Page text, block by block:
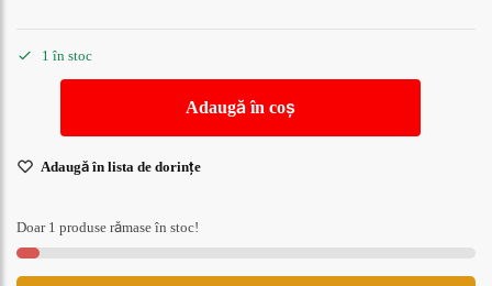
1 în stoc
Adaugă în coș
Adaugă în lista de dorințe
Doar 1 produse rămase în stoc!